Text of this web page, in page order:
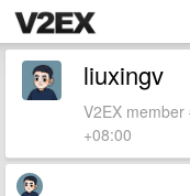
liuxingv
V2EX
+08:00